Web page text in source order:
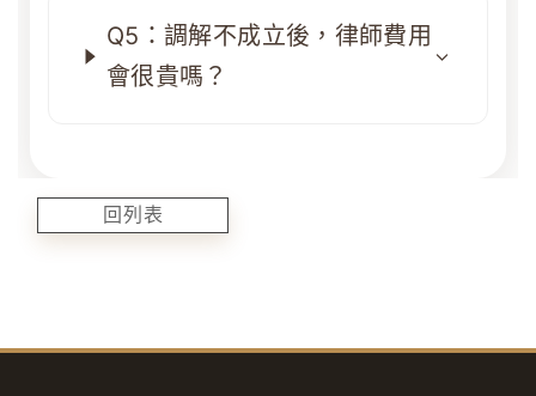
Q5：調解不成立後，律師費用
會很貴嗎？
回列表